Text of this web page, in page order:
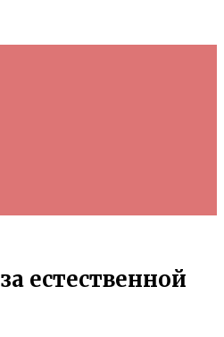
естественной